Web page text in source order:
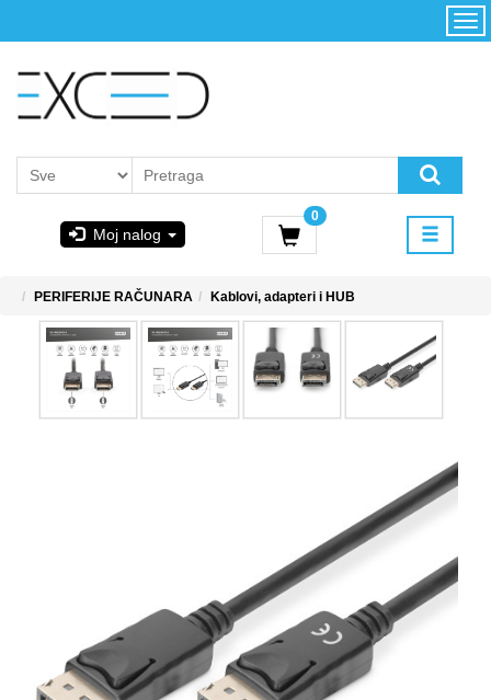
Moj nalog
0
Početna
korišćenja i
& STEAM
PoweredByAsus
MICROSOFT
PERIFERIJE RAČUNARA Kablovi, adapteri i HUB